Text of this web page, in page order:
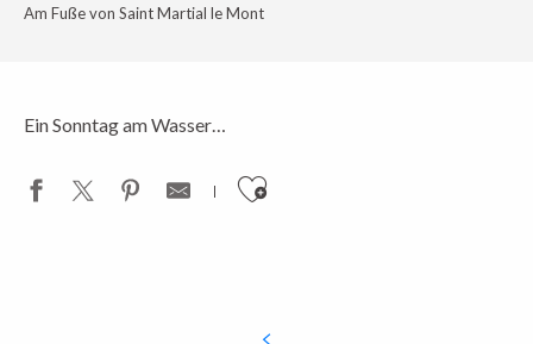
Am Fuße von Saint Martial le Mont
Ein Sonntag am Wasser…
Ajouter aux favoris